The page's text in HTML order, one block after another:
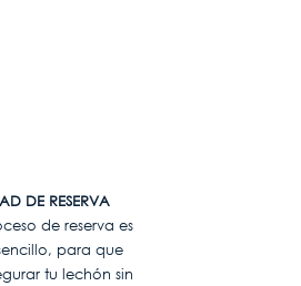
DE RESERVA
de reserva es
para que
tu lechón sin